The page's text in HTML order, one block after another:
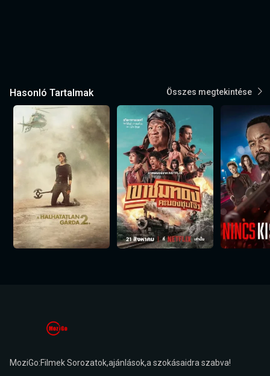
Hasonló Tartalmak Összes megtekintése
MoziGo:Filmek Sorozatok,ajánlások,a szokásaidra szabva!